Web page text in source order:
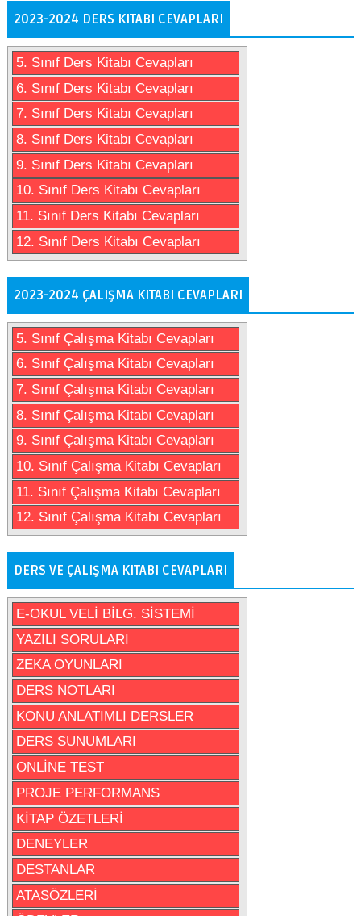
2023-2024 DERS KITABI CEVAPLARI
5. Sınıf Ders Kitabı Cevapları
6. Sınıf Ders Kitabı Cevapları
7. Sınıf Ders Kitabı Cevapları
8. Sınıf Ders Kitabı Cevapları
9. Sınıf Ders Kitabı Cevapları
10. Sınıf Ders Kitabı Cevapları
11. Sınıf Ders Kitabı Cevapları
12. Sınıf Ders Kitabı Cevapları
2023-2024 ÇALIŞMA KITABI CEVAPLARI
5. Sınıf Çalışma Kitabı Cevapları
6. Sınıf Çalışma Kitabı Cevapları
7. Sınıf Çalışma Kitabı Cevapları
8. Sınıf Çalışma Kitabı Cevapları
9. Sınıf Çalışma Kitabı Cevapları
10. Sınıf Çalışma Kitabı Cevapları
11. Sınıf Çalışma Kitabı Cevapları
12. Sınıf Çalışma Kitabı Cevapları
DERS VE ÇALIŞMA KITABI CEVAPLARI
E-OKUL VELİ BİLG. SİSTEMİ
YAZILI SORULARI
ZEKA OYUNLARI
DERS NOTLARI
KONU ANLATIMLI DERSLER
DERS SUNUMLARI
ONLİNE TEST
PROJE PERFORMANS
KİTAP ÖZETLERİ
DENEYLER
DESTANLAR
ATASÖZLERİ